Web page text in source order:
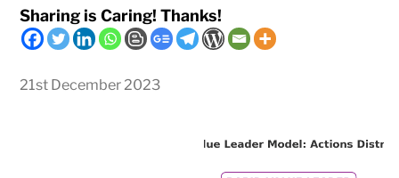
Sharing is Caring! Thanks!
21st December 2023